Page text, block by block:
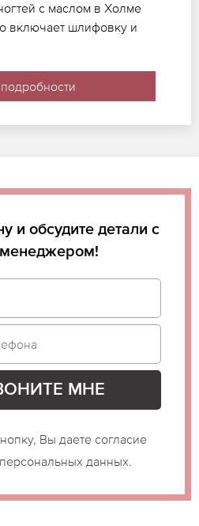
с маслом в Холме
включает шлифовку и
и обсудите детали с
Вы даете согласие
данных.